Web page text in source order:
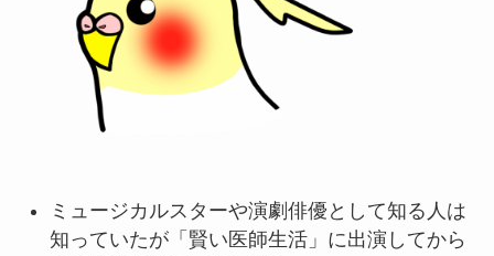
ミュージカルスターや演劇俳優として知る人は
知っていたが「賢い医師生活」に出演してから